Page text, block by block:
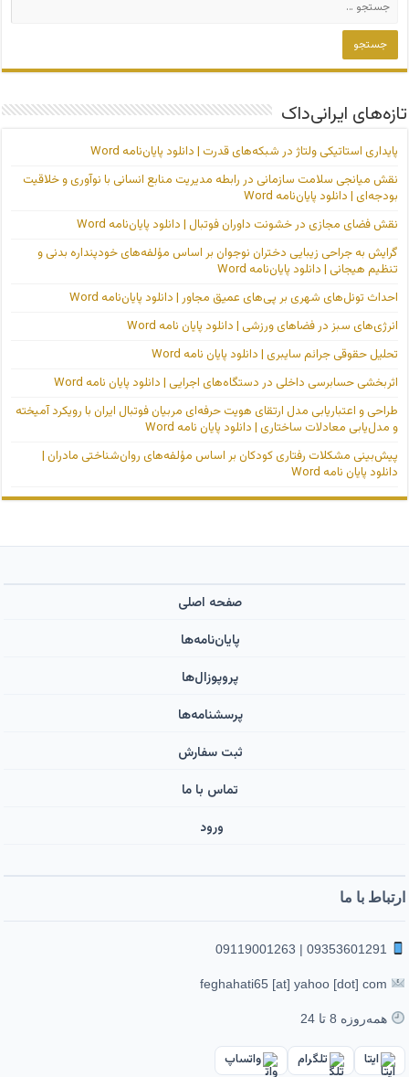
تازه‌های ایرانی‌داک
پایداری استاتیکی ولتاژ در شبکه‌های قدرت | دانلود پایان‌نامه Word
نقش میانجی سلامت سازمانی در رابطه مدیریت منابع انسانی با نوآوری و خلاقیت
بودجه‌ای | دانلود پایان‌نامه Word
نقش فضای مجازی در خشونت داوران فوتبال | دانلود پایان‌نامه Word
گرایش به جراحی زیبایی دختران نوجوان بر اساس مؤلفه‌های خودپنداره بدنی و
تنظیم هیجانی | دانلود پایان‌نامه Word
احداث تونل‌های شهری بر پی‌های عمیق مجاور | دانلود پایان‌نامه Word
انرژی‌های سبز در فضاهای ورزشی | دانلود پایان نامه Word
تحلیل حقوقی جرائم سایبری | دانلود پایان نامه Word
اثربخشی حسابرسی داخلی در دستگاه‌های اجرایی | دانلود پایان نامه Word
طراحی و اعتباریابی مدل ارتقای هویت حرفه‌ای مربیان فوتبال ایران با رویکرد آمیخته
و مدل‌یابی معادلات ساختاری | دانلود پایان نامه Word
پیش‌بینی مشکلات رفتاری کودکان بر اساس مؤلفه‌های روان‌شناختی مادران |
دانلود پایان نامه Word
صفحه اصلی
پایان‌نامه‌ها
پروپوزال‌ها
پرسشنامه‌ها
ثبت سفارش
تماس با ما
ورود ‌
ارتباط با ما
همه‌روزه 8 تا 24
ایتا تلگرام واتساپ